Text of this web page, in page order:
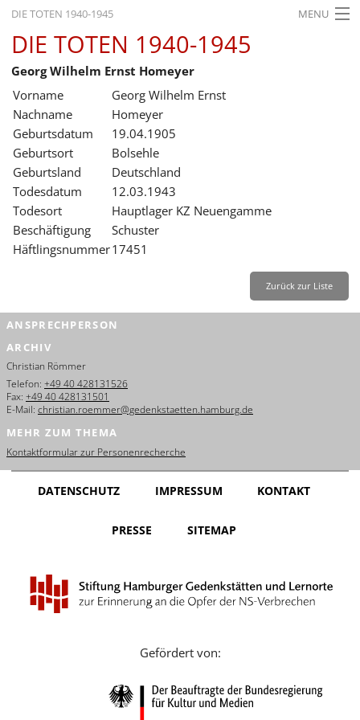
DIE TOTEN 1940-1945 MENU
STARTSEITE
AKTUELLES
AUSSTELLUNGEN
GESCHICHTE
BILDUNG
FORSCHUNG
SERVICE
Français
Dansk
Español
Nederlands
Português
Русский
Leichte Sprache
DIE TOTEN 1940-1945
Georg Wilhelm Ernst Homeyer
Vorname
Georg Wilhelm Ernst
Nachname
Homeyer
Geburtsdatum
19.04.1905
Geburtsort
Bolsehle
Geburtsland
Deutschland
Todesdatum
12.03.1943
Todesort
Hauptlager KZ Neuengamme
Beschäftigung
Schuster
Häftlingsnummer17451
Zurück zur Liste
ANSPRECHPERSON
ARCHIV
Christian Römmer
Telefon: +49 40 428131526
Fax: +49 40 428131501
E-Mail: christian.roemmer@gedenkstaetten.hamburg.de
MEHR ZUM THEMA
Kontaktformular zur Personenrecherche
DATENSCHUTZ IMPRESSUM KONTAKT
PRESSE SITEMAP
Gefördert von: